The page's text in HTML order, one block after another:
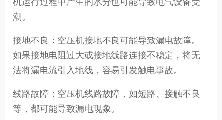
机运行过程中产生的水分也可能导致电气设备受
潮。
接地不良：空压机接地不良可能导致漏电故障。
如果接地电阻过大或接地线路连接不稳定，将无
法将漏电流引入地线，容易引发触电事故。
线路故障：空压机线路故障，如短路、接触不良
等，都可能导致漏电现象。